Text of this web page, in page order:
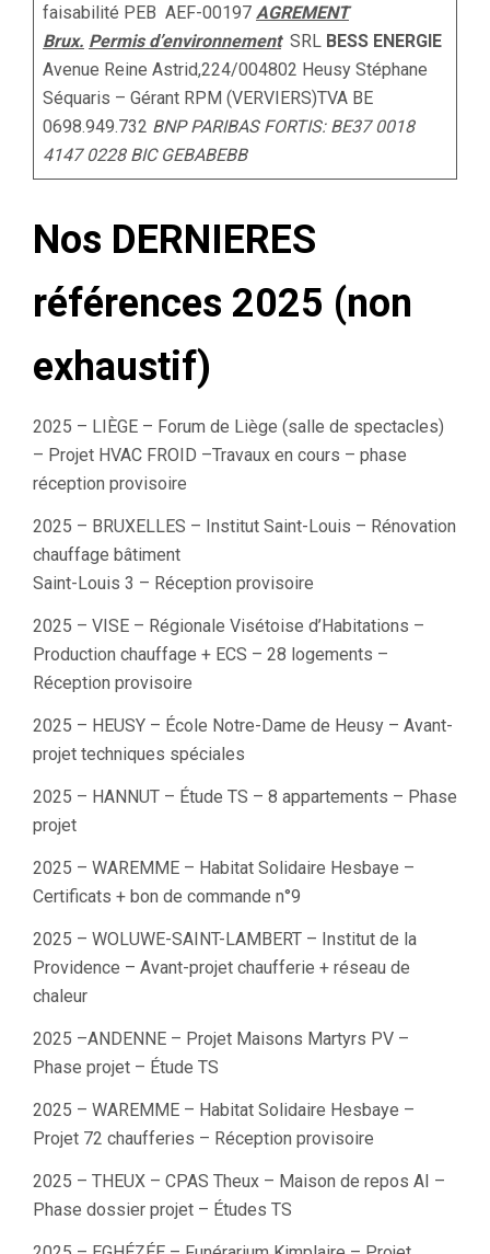
faisabilité PEB AEF-00197 AGREMENT
Brux. Permis d’environnement SRL BESS ENERGIE
Avenue Reine Astrid,224/004802 Heusy Stéphane
Séquaris – Gérant RPM (VERVIERS)TVA BE
0698.949.732 BNP PARIBAS FORTIS: BE37 0018
4147 0228 BIC GEBABEBB
Nos DERNIERES
références 2025 (non
exhaustif)
2025 – LIÈGE – Forum de Liège (salle de spectacles)
– Projet HVAC FROID –Travaux en cours – phase
réception provisoire
2025 – BRUXELLES – Institut Saint-Louis – Rénovation
chauffage bâtiment
Saint-Louis 3 – Réception provisoire
2025 – VISE – Régionale Visétoise d’Habitations –
Production chauffage + ECS – 28 logements –
Réception provisoire
2025 – HEUSY – École Notre-Dame de Heusy – Avant-
projet techniques spéciales
2025 – HANNUT – Étude TS – 8 appartements – Phase
projet
2025 – WAREMME – Habitat Solidaire Hesbaye –
Certificats + bon de commande n°9
2025 – WOLUWE-SAINT-LAMBERT – Institut de la
Providence – Avant-projet chaufferie + réseau de
chaleur
2025 –ANDENNE – Projet Maisons Martyrs PV –
Phase projet – Étude TS
2025 – WAREMME – Habitat Solidaire Hesbaye –
Projet 72 chaufferies – Réception provisoire
2025 – THEUX – CPAS Theux – Maison de repos AI –
Phase dossier projet – Études TS